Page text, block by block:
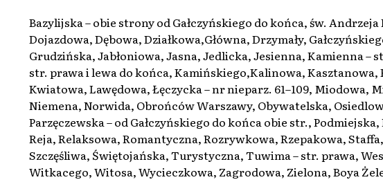
Bazylijska – obie strony od Gałczyńskiego do końca, św.
Dojazdowa, Dębowa, Działkowa,Główna, Drzymały,
Grudzińska, Jabłoniowa, Jasna, Jedlicka, Jesienna, Kamienna –
str. prawa i lewa do końca, Kamińskiego,Kalinowa,
Kwiatowa, Lawędowa, Łęczycka – nr nieparz. 61–109, Miodowa,
Niemena, Norwida, Obrońców Warszawy, Obywatelska,
Parzęczewska – od Gałczyńskiego do końca obie str.,
Reja, Relaksowa, Romantyczna, Rozrywkowa, Rzepakowa,
Szczęśliwa, Świętojańska, Turystyczna, Tuwima – str. prawa,
Witkacego, Witosa, Wycieczkowa, Zagrodowa, Zielona, Boya